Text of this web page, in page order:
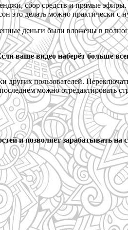
сбор средств и прямые эфиры.
это делать можно практически с
деньги были вложены в
ваше видео наберёт больше
других пользователей.
можно отредактировать
и позволяет зарабатывать на